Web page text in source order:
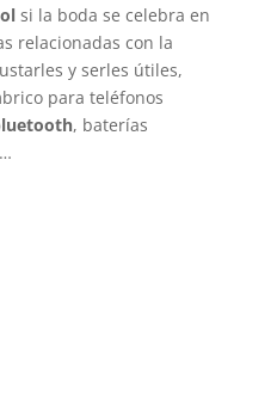
si la boda se celebra en
relacionadas con la
y serles útiles,
para teléfonos
, baterías